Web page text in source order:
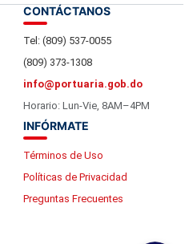
CONTÁCTANOS
Tel: (809) 537-0055
(809) 373-1308
info@portuaria.gob.do
Horario: Lun-Vie, 8AM–4PM
INFÓRMATE
Términos de Uso
Políticas de Privacidad
Preguntas Frecuentes